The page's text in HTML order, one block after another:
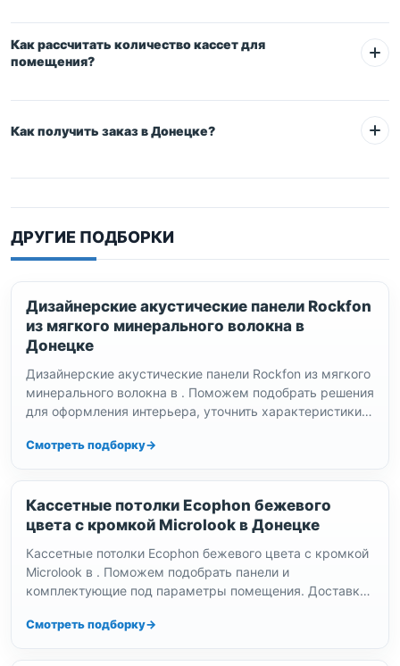
Как рассчитать количество кассет для
помещения?
Как получить заказ в Донецке?
+7 (863) 209-87-20
ДРУГИЕ ПОДБОРКИ
Дизайнерские акустические панели Rockfon
из мягкого минерального волокна в
Донецке
Дизайнерские акустические панели Rockfon из мягкого
минерального волокна в . Поможем подобрать решения
для оформления интерьера, уточнить характеристики и
Смотреть подборку
Кассетные потолки Ecophon бежевого
цвета с кромкой Microlook в Донецке
Кассетные потолки Ecophon бежевого цвета с кромкой
Microlook в . Поможем подобрать панели и
комплектующие под параметры помещения. Доставка
Смотреть подборку